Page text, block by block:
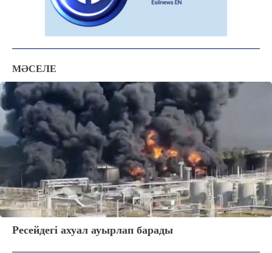
Kokshetau
Жоба туралы Байланыс Жарнама
МӘСЕЛЕ
Ресейдегі ахуал ауырлап барады